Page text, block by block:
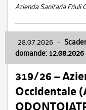
Azienda Sanitaria Friuli
28.07.2026 -
domande: 12.08.2026
319/26 –
Occidentale